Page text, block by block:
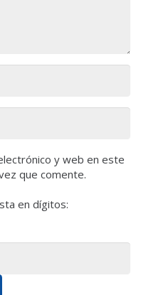
y web en este
que comente.
en dígitos: